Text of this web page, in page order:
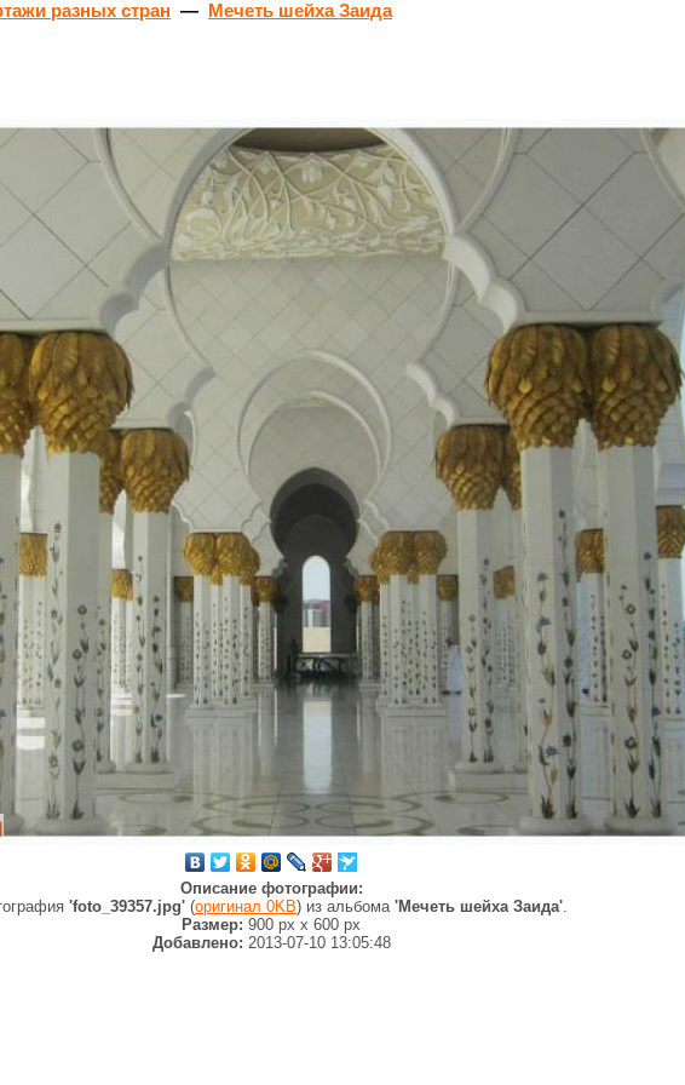
разных стран — Мечеть шейха Заида
Описание фотографии:
'foto_39357.jpg' (оригинал 0KB) из альбома 'Мечеть шейха Заида'.
Размер: 900 px x 600 px
Добавлено: 2013-07-10 13:05:48